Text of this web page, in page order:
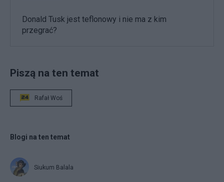
Donald Tusk jest teflonowy i nie ma z kim
przegrać?
Piszą na ten temat
Rafał Woś
Blogi na ten temat
Siukum Balala